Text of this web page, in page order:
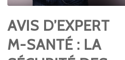
AVIS D’EXPERT
M-SANTÉ : LA